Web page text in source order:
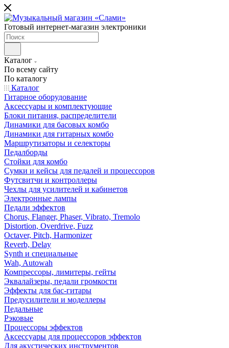
Готовый интернет-магазин электроники
Каталог
По всему сайту
По каталогу
Каталог
Гитарное оборудование
Аксессуары и комплектующие
Блоки питания, распределители
Динамики для басовых комбо
Динамики для гитарных комбо
Маршрутизаторы и селекторы
Педалборды
Стойки для комбо
Сумки и кейсы для педалей и процессоров
Футсвитчи и контроллеры
Чехлы для усилителей и кабинетов
Электронные лампы
Педали эффектов
Chorus, Flanger, Phaser, Vibrato, Tremolo
Distortion, Overdrive, Fuzz
Octaver, Pitch, Harmonizer
Reverb, Delay
Synth и специальные
Wah, Autowah
Компрессоры, лимитеры, гейты
Эквалайзеры, педали громкости
Эффекты для бас-гитары
Предусилители и моделлеры
Педальные
Рэковые
Процессоры эффектов
Аксессуары для процессоров эффектов
Для акустических инструментов